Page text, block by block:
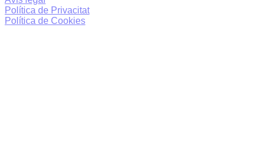
Política de Privacitat
Política de Cookies